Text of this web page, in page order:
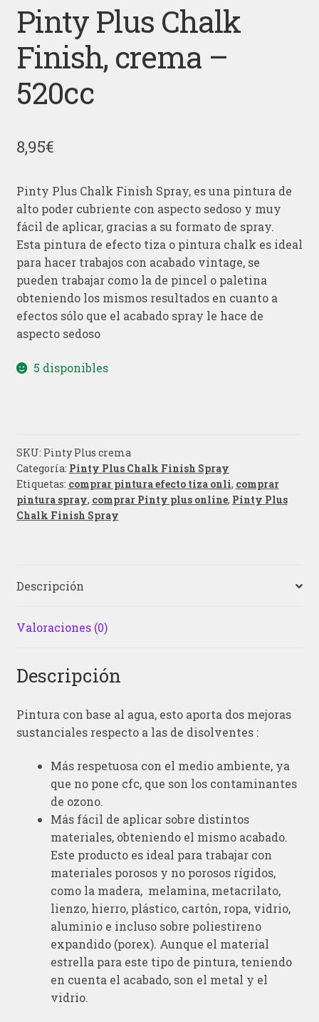
Pinty Plus Chalk
Finish, crema –
520cc
8,95€
Pinty Plus Chalk Finish Spray, es una pintura de
alto poder cubriente con aspecto sedoso y muy
fácil de aplicar, gracias a su formato de spray.
Esta pintura de efecto tiza o pintura chalk es ideal
para hacer trabajos con acabado vintage, se
pueden trabajar como la de pincel o paletina
obteniendo los mismos resultados en cuanto a
efectos sólo que el acabado spray le hace de
aspecto sedoso
5 disponibles
SKU: Pinty Plus crema
Categoría: Pinty Plus Chalk Finish Spray
Etiquetas: comprar pintura efecto tiza onli, comprar
pintura spray, comprar Pinty plus online, Pinty Plus
Chalk Finish Spray
Descripción
Valoraciones (0)
Descripción
Pintura con base al agua, esto aporta dos mejoras
sustanciales respecto a las de disolventes :
Más respetuosa con el medio ambiente, ya
que no pone cfc, que son los contaminantes
de ozono.
Más fácil de aplicar sobre distintos
materiales, obteniendo el mismo acabado.
Este producto es ideal para trabajar con
materiales porosos y no porosos rígidos,
como la madera, melamina, metacrilato,
lienzo, hierro, plástico, cartón, ropa, vidrio,
aluminio e incluso sobre poliestireno
expandido (porex). Aunque el material
estrella para este tipo de pintura, teniendo
en cuenta el acabado, son el metal y el
vidrio.